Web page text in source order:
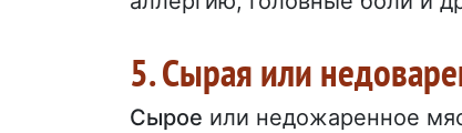
5. Сырая или
Сырое или недожаренное